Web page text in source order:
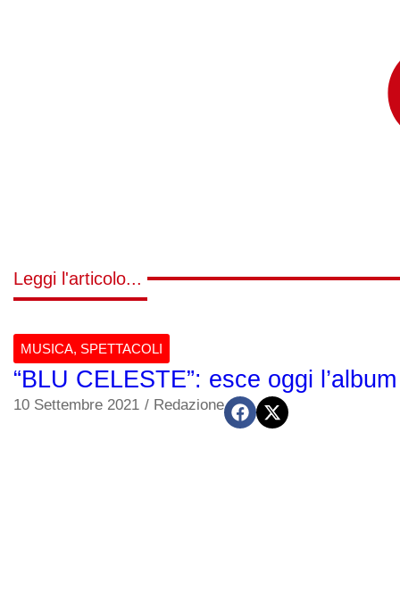
Leggi l'articolo...
MUSICA, SPETTACOLI
“BLU CELESTE”: esce oggi
10 Settembre 2021 / Redazione